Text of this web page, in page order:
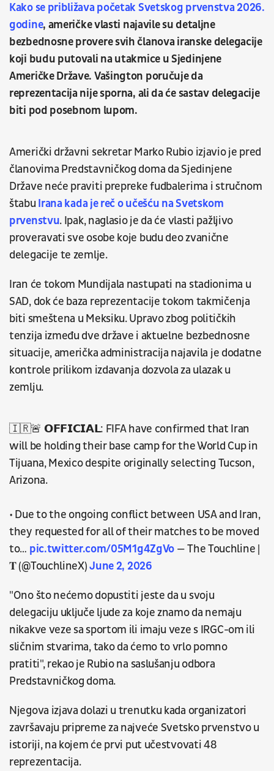
Kako se približava početak Svetskog prvenstva 2026.
godine, američke vlasti najavile su detaljne
bezbednosne provere svih članova iranske delegacije
koji budu putovali na utakmice u Sjedinjene
Američke Države. Vašington poručuje da
reprezentacija nije sporna, ali da će sastav delegacije
biti pod posebnom lupom.
Američki državni sekretar Marko Rubio izjavio je pred
članovima Predstavničkog doma da Sjedinjene
Države neće praviti prepreke fudbalerima i stručnom
štabu Irana kada je reč o učešću na Svetskom
prvenstvu. Ipak, naglasio je da će vlasti pažljivo
proveravati sve osobe koje budu deo zvanične
delegacije te zemlje.
Iran će tokom Mundijala nastupati na stadionima u
SAD, dok će baza reprezentacije tokom takmičenja
biti smeštena u Meksiku. Upravo zbog političkih
tenzija između dve države i aktuelne bezbednosne
situacije, američka administracija najavila je dodatne
kontrole prilikom izdavanja dozvola za ulazak u
zemlju.
🇮🇷🚨 𝗢𝗙𝗙𝗜𝗖𝗜𝗔𝗟: FIFA have confirmed that Iran
will be holding their base camp for the World Cup in
Tijuana, Mexico despite originally selecting Tucson,
Arizona.
• Due to the ongoing conflict between USA and Iran,
they requested for all of their matches to be moved
to… pic.twitter.com/05M1g4ZgVo — The Touchline |
𝐓 (@TouchlineX)June 2, 2026
"Ono što nećemo dopustiti jeste da u svoju
delegaciju uključe ljude za koje znamo da nemaju
nikakve veze sa sportom ili imaju veze s IRGC-om ili
sličnim stvarima, tako da ćemo to vrlo pomno
pratiti", rekao je Rubio na saslušanju odbora
Predstavničkog doma.
Njegova izjava dolazi u trenutku kada organizatori
završavaju pripreme za najveće Svetsko prvenstvo u
istoriji, na kojem će prvi put učestvovati 48
reprezentacija.